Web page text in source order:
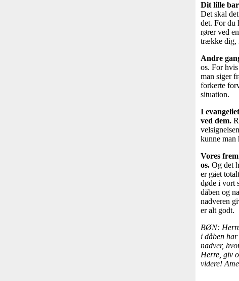
Dit lille
Det skal
det. For du
rører ved
trække dig,
Andre
os. For
man siger
forkerte
situation.
I
ved dem.
kunne man
Vores
os. Og det
er gået
døde i vort
dåben og
nadveren
er alt godt.
BØN:
i dåben
nadver,
Herre, giv
videre!